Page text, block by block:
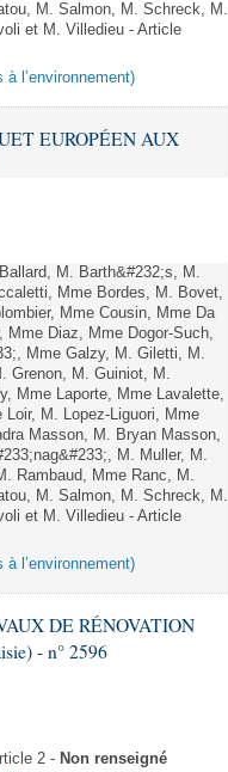
M. Salmon, M. Schreck, M.
et M. Villedieu - Article
l’environnement)
EUROPÉEN AUX
M. Barth&#232;s, M.
Mme Bordes, M. Bovet,
Mme Cousin, Mme Da
Mme Diaz, Mme Dogor-Such,
Mme Galzy, M. Giletti, M.
Grenon, M. Guiniot, M.
Mme Laporte, Mme Lavalette,
M. Lopez-Liguori, Mme
Masson, M. Bryan Masson,
M. Muller, M.
Rambaud, Mme Ranc, M.
M. Salmon, M. Schreck, M.
et M. Villedieu - Article
l’environnement)
DE RÉNOVATION
- n° 2596
2 - Non renseigné